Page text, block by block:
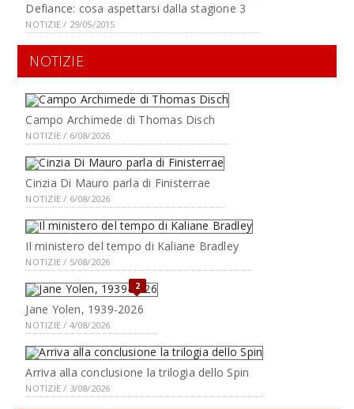
Defiance: cosa aspettarsi dalla stagione 3
NOTIZIE / 29/05/2015
NOTIZIE
Campo Archimede di Thomas Disch
NOTIZIE / 6/08/2026
Cinzia Di Mauro parla di Finisterrae
NOTIZIE / 6/08/2026
Il ministero del tempo di Kaliane Bradley
NOTIZIE / 5/08/2026
2
Jane Yolen, 1939-2026
NOTIZIE / 4/08/2026
Arriva alla conclusione la trilogia dello Spin
NOTIZIE / 3/08/2026